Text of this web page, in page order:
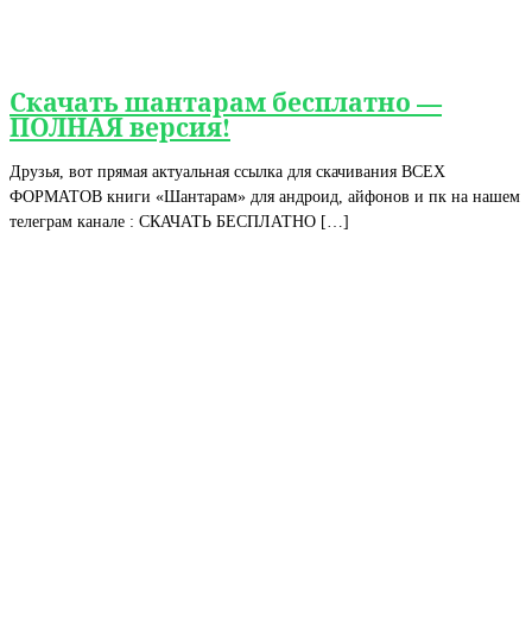
Скачать шантарам бесплатно —
ПОЛНАЯ версия!
Друзья, вот прямая актуальная ссылка для скачивания ВСЕХ
ФОРМАТОВ книги «Шантарам» для андроид, айфонов и пк на нашем
телеграм канале : СКАЧАТЬ БЕСПЛАТНО […]